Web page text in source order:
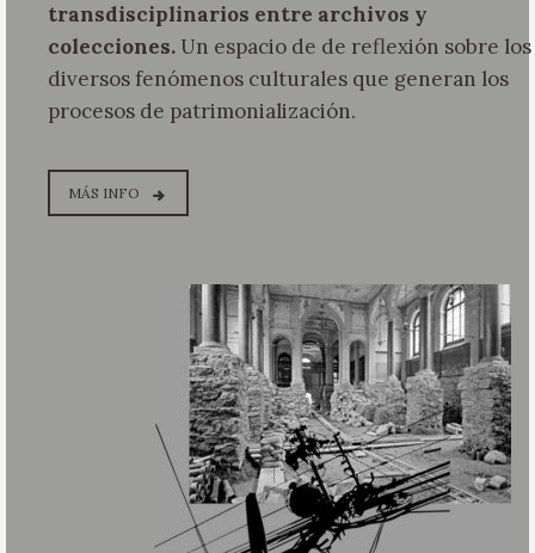
transdisciplinarios entre archivos y
colecciones. Un espacio de de reflexión sobre los
diversos fenómenos culturales que generan los
procesos de patrimonialización.
MÁS INFO